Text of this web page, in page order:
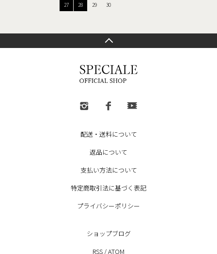
27
28 29 30
配送・送料について
返品について
支払い方法について
特定商取引法に基づく表記
プライバシーポリシー
ショップブログ
RSS /ATOM